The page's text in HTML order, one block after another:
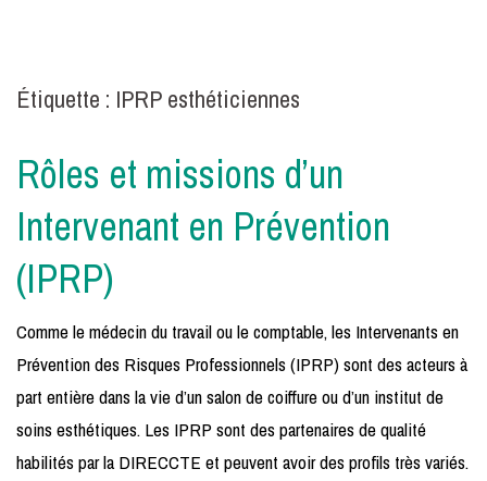
Étiquette : IPRP esthéticiennes
Rôles et missions d’un
Intervenant en Prévention
(IPRP)
Comme le médecin du travail ou le comptable, les Intervenants en
Prévention des Risques Professionnels (IPRP) sont des acteurs à
part entière dans la vie d’un salon de coiffure ou d’un institut de
soins esthétiques. Les IPRP sont des partenaires de qualité
habilités par la DIRECCTE et peuvent avoir des profils très variés.